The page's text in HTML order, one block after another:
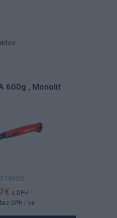
600g , Monolit
€ s DPH
bez DPH / ks